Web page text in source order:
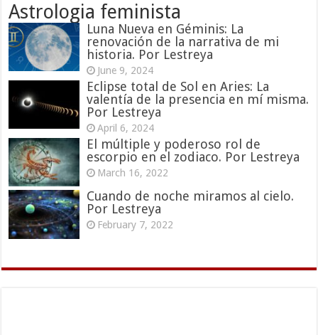
Astrologia feminista
Luna Nueva en Géminis: La
renovación de la narrativa de mi
historia. Por Lestreya
June 9, 2024
Eclipse total de Sol en Aries: La
valentía de la presencia en mí misma.
Por Lestreya
April 6, 2024
El múltiple y poderoso rol de
escorpio en el zodiaco. Por Lestreya
March 16, 2022
Cuando de noche miramos al cielo.
Por Lestreya
February 7, 2022